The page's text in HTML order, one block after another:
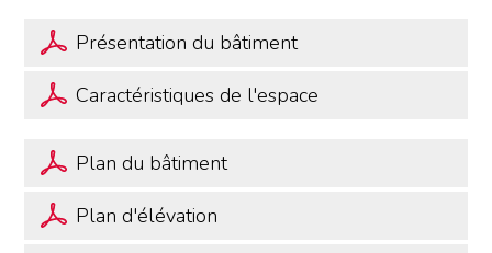
Présentation du bâtiment
Caractéristiques de l'espace
Plan du bâtiment
Plan d'élévation